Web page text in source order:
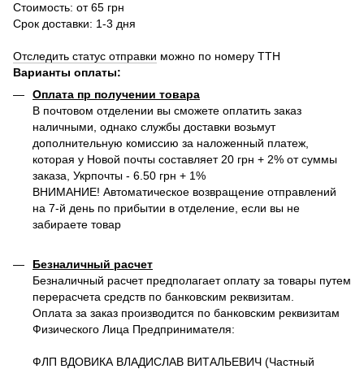
Стоимость: от 65 грн
Срок доставки: 1-3 дня
Отследить статус отправки можно по номеру ТТН
Варианты оплаты:
Оплата пр получении товара
В почтовом отделении вы сможете оплатить заказ
наличными, однако службы доставки возьмут
дополнительную комиссию за наложенный платеж,
которая у Новой почты составляет 20 грн + 2% от суммы
заказа, Укрпочты - 6.50 грн + 1%
ВНИМАНИЕ! Автоматическое возвращение отправлений
на 7-й день по прибытии в отделение, если вы не
забираете товар
Безналичный расчет
Безналичный расчет предполагает оплату за товары путем
перерасчета средств по банковским реквизитам.
Оплата за заказ производится по банковским реквизитам
Физического Лица Предпринимателя:
ФЛП ВДОВИКА ВЛАДИСЛАВ ВИТАЛЬЕВИЧ (Частный